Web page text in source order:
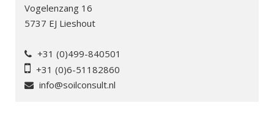
Vogelenzang 16
5737 EJ Lieshout
+31 (0)499-840501
+31 (0)6-51182860
info@soilconsult.nl